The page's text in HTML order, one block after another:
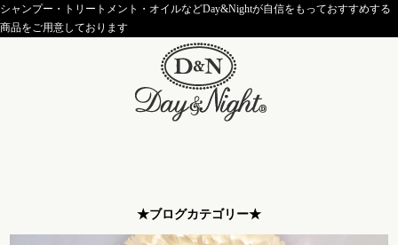
シャンプー・トリートメント・オイルなどDay&Nightが自信をもっておすすめする
商品をご用意しております
★ブログカテゴリー★